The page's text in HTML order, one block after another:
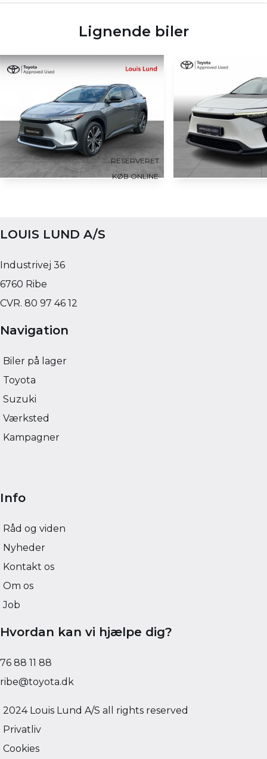
Lignende biler
RESERVERET
KØB ONLINE
54.636 KM
KONTANT
FINANSIERING
LOUIS LUND A/S
Industrivej 36
6760 Ribe
CVR. 80 97 46 12
Navigation
Biler på lager
Toyota
Suzuki
Værksted
Kampagner
Info
Råd og viden
Nyheder
Kontakt os
Om os
Job
Hvordan kan vi hjælpe dig?
76 88 11 88
ribe@toyota.dk
2024 Louis Lund A/S all rights reserved
Privatliv
Cookies